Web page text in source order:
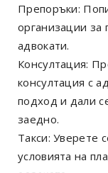
Препоръки:
организации за
адвокати.
Консултация:
консултация с
подход и дали
заедно.
Такси: Уверете
условията на